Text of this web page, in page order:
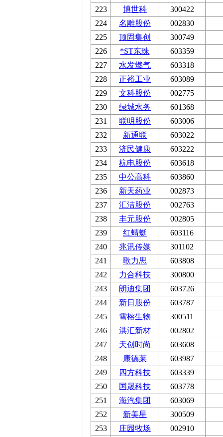
223
博世科
300422
224
名雕股份
002830
225
顶固集创
300749
226
*ST东珠
603359
227
水发燃气
603318
228
正裕工业
603089
229
文科股份
002775
230
绿城水务
601368
231
联明股份
603006
232
新通联
603022
233
济民健康
603222
234
杭电股份
603618
235
中公高科
603860
236
新天药业
002873
237
汇洁股份
002763
238
丰元股份
002805
239
红蜻蜓
603116
240
兆讯传媒
301102
241
歌力思
603808
242
力合科技
300800
243
朗迪集团
603726
244
新日股份
603787
245
雪榕生物
300511
246
洪汇新材
002802
247
天创时尚
603608
248
康德莱
603987
249
四方科技
603339
250
国晟科技
603778
251
海汽集团
603069
252
新美星
300509
253
庄园牧场
002910